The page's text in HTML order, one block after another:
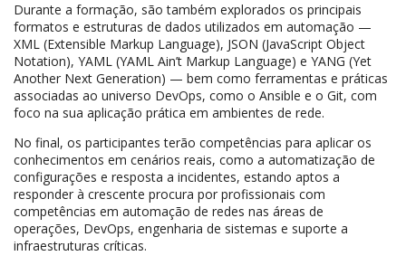
Durante a formação, são também explorados os principais
formatos e estruturas de dados utilizados em automação —
XML (Extensible Markup Language), JSON (JavaScript Object
Notation), YAML (YAML Ain’t Markup Language) e YANG (Yet
Another Next Generation) — bem como ferramentas e práticas
associadas ao universo DevOps, como o Ansible e o Git, com
foco na sua aplicação prática em ambientes de rede.
No final, os participantes terão competências para aplicar os
conhecimentos em cenários reais, como a automatização de
configurações e resposta a incidentes, estando aptos a
responder à crescente procura por profissionais com
competências em automação de redes nas áreas de
operações, DevOps, engenharia de sistemas e suporte a
infraestruturas críticas.